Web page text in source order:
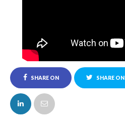
SHARE ON
FACEBOOK
SHARE ON